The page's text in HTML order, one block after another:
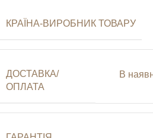
КРАЇНА-ВИРОБНИК ТОВАРУ
ДОСТАВКА/
ОПЛАТА
В